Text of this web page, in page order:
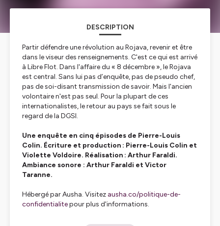
DESCRIPTION
Partir défendre une révolution au Rojava, revenir et être
dans le viseur des renseignements. C'est ce qui est arrivé
à Libre Flot. Dans l'affaire du « 8 décembre », le Rojava
est central. Sans lui pas d’enquête, pas de pseudo chef,
pas de soi-disant transmission de savoir. Mais l'ancien
volontaire n'est pas seul. Pour la plupart de ces
internationalistes, le retour au pays se fait sous le
regard de la DGSI.
Une enquête en cinq épisodes de Pierre-Louis
Colin. Écriture et production : Pierre-Louis Colin et
Violette Voldoire. Réalisation : Arthur Faraldi.
Ambiance sonore : Arthur Faraldi et Victor
Taranne.
Hébergé par Ausha. Visitez ausha.co/politique-de-
confidentialitepour plus d'informations.